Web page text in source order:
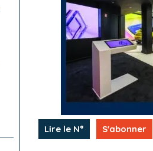
Lire le N° S'abonner